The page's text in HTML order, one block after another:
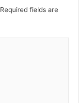
Required fields are